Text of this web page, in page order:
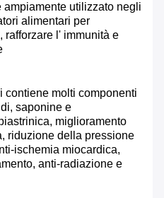
utilizzato negli
alimentari per
rafforzare l' immunità e
contiene molti componenti
saponine e
miglioramento
riduzione della pressione
ischemia miocardica,
anti-radiazione e